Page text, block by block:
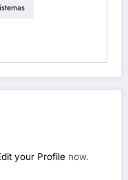
your Profile now.